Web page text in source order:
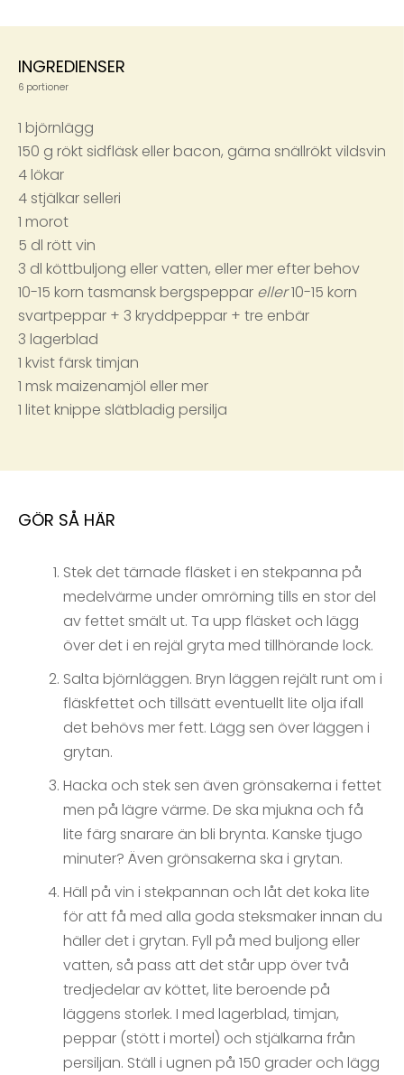
INGREDIENSER
6 portioner
1 björnlägg
150 g rökt sidfläsk eller bacon, gärna snällrökt vildsvin
4 lökar
4 stjälkar selleri
1 morot
5 dl rött vin
3 dl köttbuljong eller vatten, eller mer efter behov
10-15 korn tasmansk bergspeppar eller10-15 korn
svartpeppar + 3 kryddpeppar + tre enbär
3 lagerblad
1 kvist färsk timjan
1 msk maizenamjöl eller mer
1 litet knippe slätbladig persilja
GÖR SÅ HÄR
Stek det tärnade fläsket i en stekpanna på
medelvärme under omrörning tills en stor del
av fettet smält ut. Ta upp fläsket och lägg
över det i en rejäl gryta med tillhörande lock.
Salta björnläggen. Bryn läggen rejält runt om i
fläskfettet och tillsätt eventuellt lite olja ifall
det behövs mer fett. Lägg sen över läggen i
grytan.
Hacka och stek sen även grönsakerna i fettet
men på lägre värme. De ska mjukna och få
lite färg snarare än bli brynta. Kanske tjugo
minuter? Även grönsakerna ska i grytan.
Häll på vin i stekpannan och låt det koka lite
för att få med alla goda steksmaker innan du
häller det i grytan. Fyll på med buljong eller
vatten, så pass att det står upp över två
tredjedelar av köttet, lite beroende på
läggens storlek. I med lagerblad, timjan,
peppar (stött i mortel) och stjälkarna från
persiljan. Ställ i ugnen på 150 grader och lägg